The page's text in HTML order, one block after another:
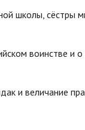
школы, сёстры
воинстве и
и величание